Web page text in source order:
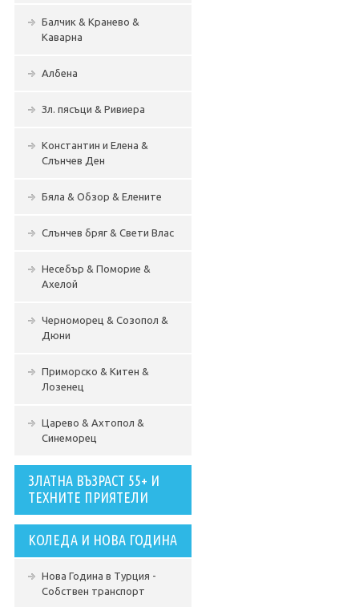
Балчик & Кранево &
Каварна
Албена
Зл. пясъци & Ривиера
Константин и Елена &
Слънчев Ден
Бяла & Обзор & Елените
Слънчев бряг & Свети Влас
Несебър & Поморие &
Ахелой
Черноморец & Созопол &
Дюни
Приморско & Китен &
Лозенец
Царево & Ахтопол &
Синеморец
ЗЛАТНА ВЪЗРАСТ 55+ И
ТЕХНИТЕ ПРИЯТЕЛИ
КОЛЕДА И НОВА ГОДИНА
Нова Година в Турция -
Собствен транспорт